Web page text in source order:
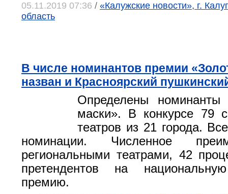
05.11.2019 07:36 / «Калужские новости», г.
область
В числе номинантов премии
назван и Красноярский
Определены номинанты
маски». В конкурсе 79
театров из 21 города.
номинации. Численное
региональными театрами, 42
претендентов на
премию.